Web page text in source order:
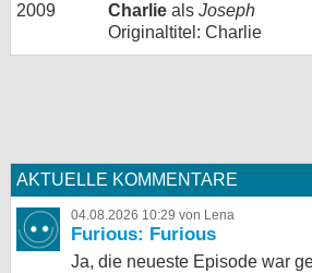
2009
Charlie als Joseph
Originaltitel: Charlie
AKTUELLE KOMMENTARE
04.08.2026 10:29 von Lena
Furious: Furious
Ja, die neueste Episode war